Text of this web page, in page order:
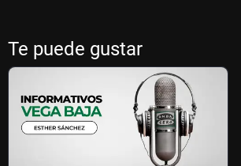
Te puede gustar